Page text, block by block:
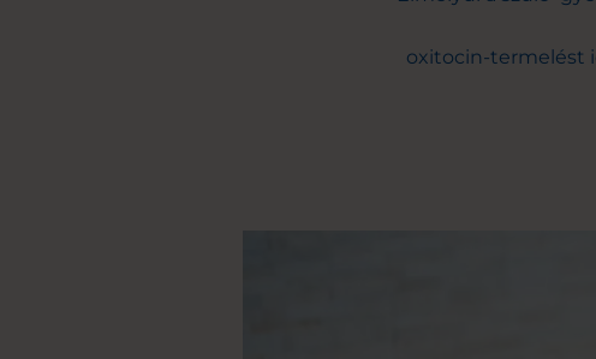
oxitocin-termelést